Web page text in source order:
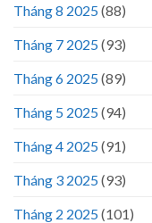
Tháng 8 2025(88)
Tháng 7 2025(93)
Tháng 6 2025(89)
Tháng 5 2025(94)
Tháng 4 2025(91)
Tháng 3 2025(93)
Tháng 2 2025(101)